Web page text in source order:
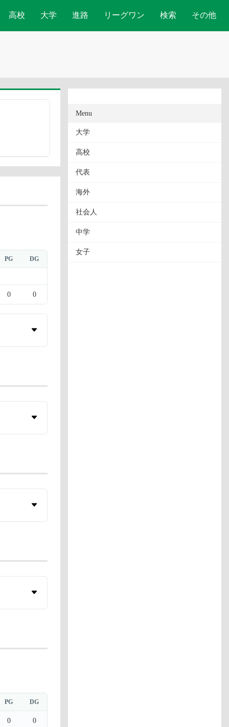
高校 大学 進路 リーグワン 検索 その他
PG DG
0 0
PG DG
0 0
Menu
大学
高校
代表
海外
社会人
中学
女子